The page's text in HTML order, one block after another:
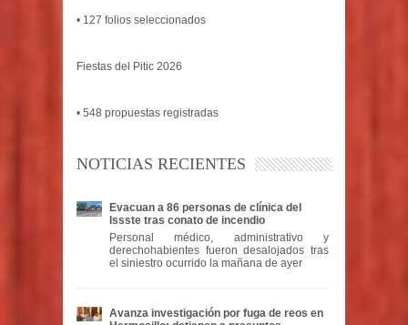
• 127 folios seleccionados
Fiestas del Pitic 2026
• 548 propuestas registradas
NOTICIAS RECIENTES
Evacuan a 86 personas de clínica del
Issste tras conato de incendio
Personal médico, administrativo y
derechohabientes fueron desalojados tras
el siniestro ocurrido la mañana de ayer
Avanza investigación por fuga de reos en